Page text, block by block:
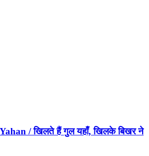
/ खिलते हैं गुल यहाँ, खिलके बिखर ने